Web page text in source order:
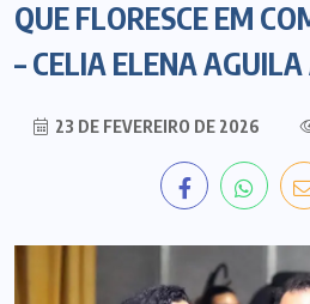
QUE FLORESCE EM
– CELIA ELENA
23 DE FEVEREIRO DE 2026